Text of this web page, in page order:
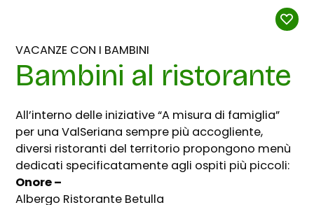
VACANZE CON I BAMBINI
Bambini al ristorante
All’interno delle iniziative “A misura di famiglia”
per una ValSeriana sempre più accogliente,
diversi ristoranti del territorio propongono menù
dedicati specificatamente agli ospiti più piccoli:
Onore –
Albergo Ristorante Betulla